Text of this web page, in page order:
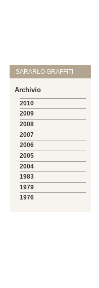
SARARLO GRAFFITI
Archivio
2010
2009
2008
2007
2006
2005
2004
1983
1979
1976